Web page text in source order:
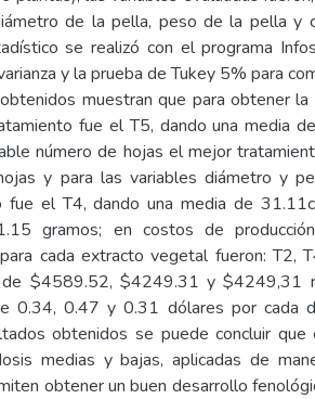
de la pella, peso de la pella y
se realizó con el programa
y la prueba de Tukey 5% para
muestran que para obtener
fue el T5, dando una media
número de hojas el mejor
y para las variables diámetro y
fue el T4, dando una media de
gramos; en costos de
cada extracto vegetal fueron: T2,
de $4589.52, $4249.31 y $4249,31
0.34, 0.47 y 0.31 dólares por cada
obtenidos se puede concluir
medias y bajas, aplicadas de
obtener un buen desarrollo